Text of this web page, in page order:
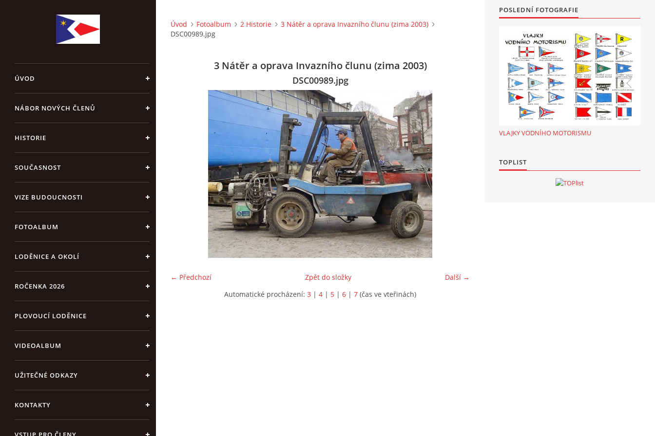
ÚVOD
NÁBOR NOVÝCH ČLENŮ
HISTORIE
SOUČASNOST
VIZE BUDOUCNOSTI
FOTOALBUM
LODĚNICE A OKOLÍ
ROČENKA 2026
PLOVOUCÍ LODĚNICE
VIDEOALBUM
UŽITEČNÉ ODKAZY
KONTAKTY
Úvod Fotoalbum 2 Historie
3 Nátěr a oprava Invazního člunu (zima 2003)
DSC00989.jpg
3 Nátěr a oprava Invazního člunu (zima 2003)
DSC00989.jpg
← Předchozí Další →
Zpět do složky
Automatické procházení: 3 | 4 | 5 | 6 | 7 (čas ve vteřinách)
POSLEDNÍ FOTOGRAFIE
VLAJKY VODNÍHO MOTORISMU
TOPLIST